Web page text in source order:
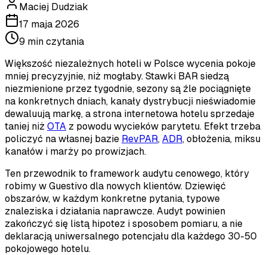
Maciej Dudziak
17 maja 2026
9 min czytania
Większość niezależnych hoteli w Polsce wycenia pokoje
mniej precyzyjnie, niż mogłaby. Stawki BAR siedzą
niezmienione przez tygodnie, sezony są źle pociągnięte
na konkretnych dniach, kanały dystrybucji nieświadomie
dewaluują markę, a strona internetowa hotelu sprzedaje
taniej niż OTA z powodu wycieków parytetu. Efekt trzeba
policzyć na własnej bazie RevPAR, ADR, obłożenia, miksu
kanałów i marży po prowizjach.
Ten przewodnik to framework audytu cenowego, który
robimy w Guestivo dla nowych klientów. Dziewięć
obszarów, w każdym konkretne pytania, typowe
znaleziska i działania naprawcze. Audyt powinien
zakończyć się listą hipotez i sposobem pomiaru, a nie
deklaracją uniwersalnego potencjału dla każdego 30-50
pokojowego hotelu.